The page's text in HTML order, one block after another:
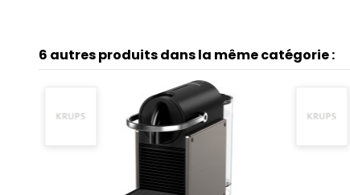
6 autres produits dans la même catégorie :